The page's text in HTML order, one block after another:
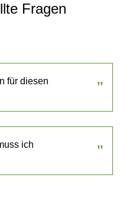
Fragen
für diesen
ich